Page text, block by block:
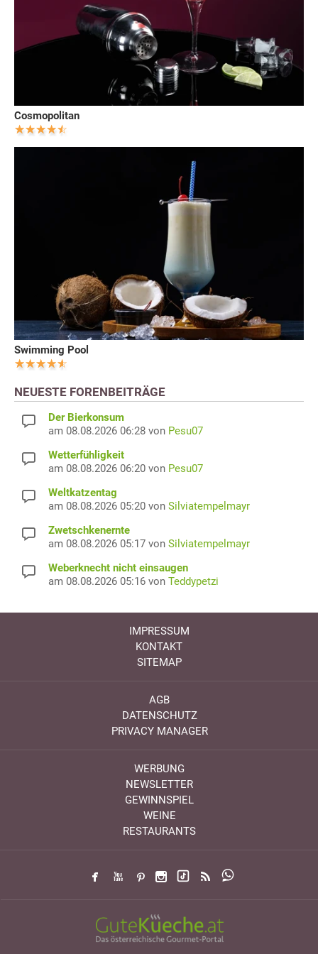
Cosmopolitan
Swimming Pool
NEUESTE FORENBEITRÄGE
Der Bierkonsum
am 08.08.2026 06:28 von Pesu07
Wetterfühligkeit
am 08.08.2026 06:20 von Pesu07
Weltkatzentag
am 08.08.2026 05:20 von Silviatempelmayr
Zwetschkenernte
am 08.08.2026 05:17 von Silviatempelmayr
Weberknecht nicht einsaugen
am 08.08.2026 05:16 von Teddypetzi
IMPRESSUM
KONTAKT
SITEMAP
AGB
DATENSCHUTZ
PRIVACY MANAGER
WERBUNG
NEWSLETTER
GEWINNSPIEL
WEINE
RESTAURANTS